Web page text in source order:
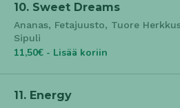
10. Sweet Dreams
Ananas, Fetajuusto, Tuore
Sipuli
11,50€ - Lisää koriin
11. Energy